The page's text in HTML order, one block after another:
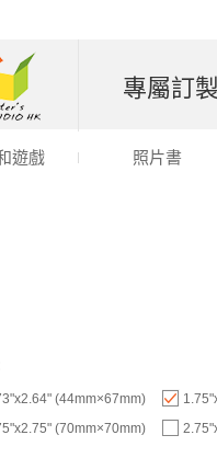
(44mm×67mm)
(70mm×70mm)
專屬訂製
遊戲 照片書